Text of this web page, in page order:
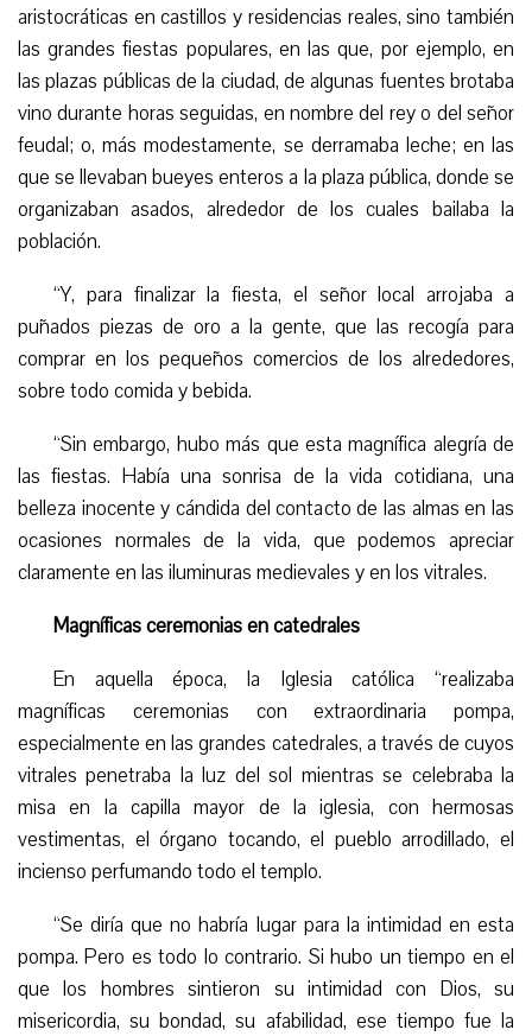
aristocráticas en castillos y residencias reales, sino también
las grandes fiestas populares, en las que, por ejemplo, en
las plazas públicas de la ciudad, de algunas fuentes brotaba
vino durante horas seguidas, en nombre del rey o del señor
feudal; o, más modestamente, se derramaba leche; en las
que se llevaban bueyes enteros a la plaza pública, donde se
organizaban asados, alrededor de los cuales bailaba la
población.
“Y, para finalizar la fiesta, el señor local arrojaba a
puñados piezas de oro a la gente, que las recogía para
comprar en los pequeños comercios de los alrededores,
sobre todo comida y bebida.
“Sin embargo, hubo más que esta magnífica alegría de
las fiestas. Había una sonrisa de la vida cotidiana, una
belleza inocente y cándida del contacto de las almas en las
ocasiones normales de la vida, que podemos apreciar
claramente en las iluminuras medievales y en los vitrales.
Magníficas ceremonias en catedrales
En aquella época, la Iglesia católica “realizaba
magníficas ceremonias con extraordinaria pompa,
especialmente en las grandes catedrales, a través de cuyos
vitrales penetraba la luz del sol mientras se celebraba la
misa en la capilla mayor de la iglesia, con hermosas
vestimentas, el órgano tocando, el pueblo arrodillado, el
incienso perfumando todo el templo.
“Se diría que no habría lugar para la intimidad en esta
pompa. Pero es todo lo contrario. Si hubo un tiempo en el
que los hombres sintieron su intimidad con Dios, su
misericordia, su bondad, su afabilidad, ese tiempo fue la